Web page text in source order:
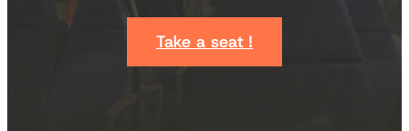
Take a seat !